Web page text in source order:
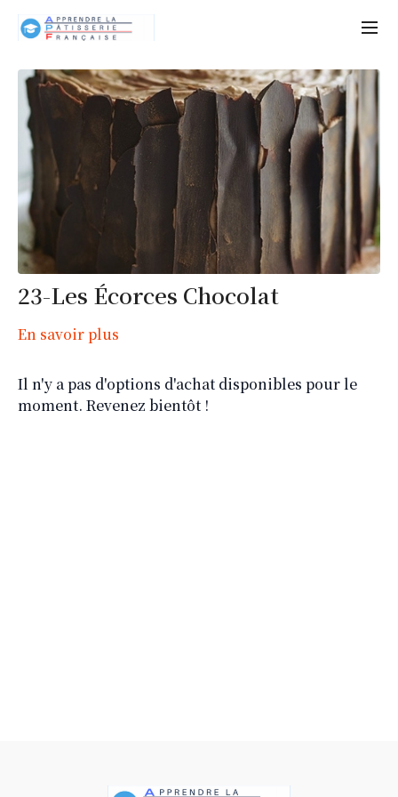
23-Les Écorces Chocolat
En savoir plus
Il n'y a pas d'options d'achat disponibles pour le
moment. Revenez bientôt !